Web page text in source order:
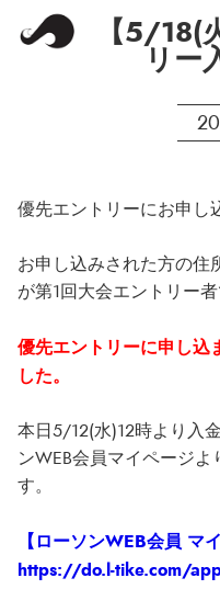
【5/18(
リー
優先エントリーにお申し
お申し込みされた方の住
が第1回大会エントリー
優先エントリーに申し込
した。
本日5/12(水)12時より入
ンWEB会員マイページ
す。
【ローソンWEB会員 マ
https://do.l-tike.com/